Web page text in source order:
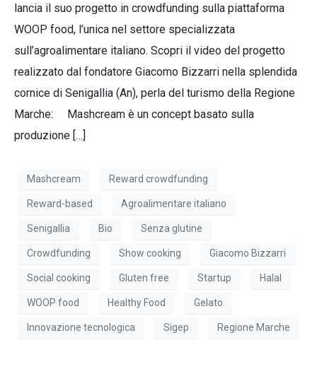
lancia il suo progetto in crowdfunding sulla piattaforma
WOOP food, l’unica nel settore specializzata
sull’agroalimentare italiano. Scopri il video del progetto
realizzato dal fondatore Giacomo Bizzarri nella splendida
cornice di Senigallia (An), perla del turismo della Regione
Marche: Mashcream è un concept basato sulla
produzione […]
Mashcream Reward crowdfunding
Reward-based Agroalimentare italiano
Senigallia Bio Senza glutine
Crowdfunding Show cooking Giacomo Bizzarri
Social cooking Gluten free Startup Halal
WOOP food Healthy Food Gelato
Innovazione tecnologica Sigep Regione Marche